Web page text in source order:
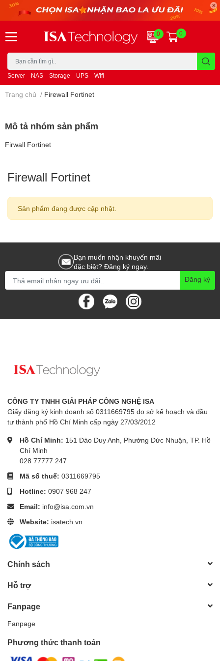
Server NAS Storage UPS Wifi
0 0
Trang chủ / Firewall Fortinet
Mô tả nhóm sản phẩm
Firwall Fortinet
Firewall Fortinet
Sản phẩm đang được cập nhật.
Bạn muốn nhận khuyến mãi
đặc biệt? Đăng ký ngay.
Đăng ký
CÔNG TY TNHH GIẢI PHÁP CÔNG NGHỆ ISA
Giấy đăng ký kinh doanh số 0311669795 do sở kế hoạch và đầu
tư thành phố Hồ Chí Minh cấp ngày 27/03/2012
Hồ Chí Minh: 151 Đào Duy Anh, Phường Đức Nhuận, TP. Hồ
Chí Minh
028 77777 247
Mã số thuế: 0311669795
Hotline: 0907 968 247
Email: info@isa.com.vn
Website: isatech.vn
Chính sách
Hỗ trợ
Fanpage
Fanpage
Phương thức thanh toán